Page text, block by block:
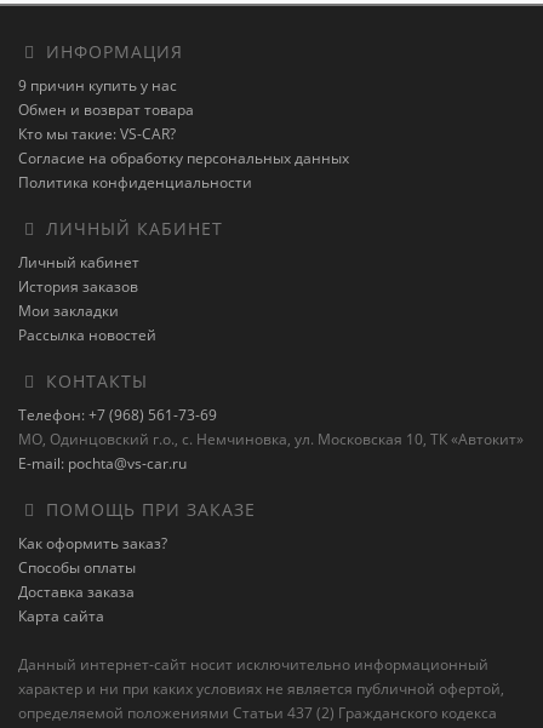
ИНФОРМАЦИЯ
9 причин купить у нас
Обмен и возврат товара
Кто мы такие: VS-CAR?
Согласие на обработку персональных данных
Политика конфиденциальности
ЛИЧНЫЙ КАБИНЕТ
Личный кабинет
История заказов
Мои закладки
Рассылка новостей
КОНТАКТЫ
Телефон: +7 (968) 561-73-69
МО, Одинцовский г.о., с. Немчиновка, ул. Московская 10, ТК «Автокит»
E-mail: pochta@vs-car.ru
ПОМОЩЬ ПРИ ЗАКАЗЕ
Как оформить заказ?
Способы оплаты
Доставка заказа
Карта сайта
Данный интернет-сайт носит исключительно информационный
характер и ни при каких условиях не является публичной офертой,
определяемой положениями Статьи 437 (2) Гражданского кодекса